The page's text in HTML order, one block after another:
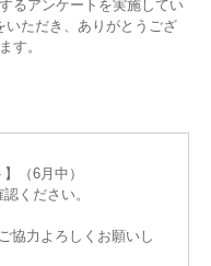
るアンケートを実施してい
いただき、ありがとうござ
す。
（6月中）
ください。
協力よろしくお願いし